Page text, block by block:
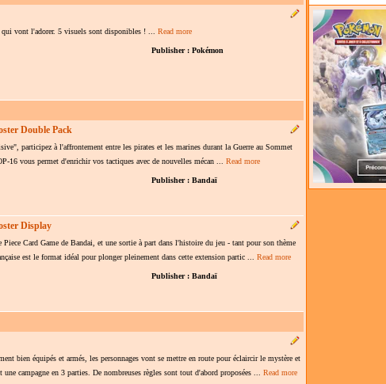
vont l'adorer. 5 visuels sont disponibles ! ... Read more
Publisher : Pokémon
Double Pack
participez à l'affrontement entre les pirates et les marines durant la Guerre au Sommet
16 vous permet d'enrichir vos tactiques avec de nouvelles mécan ... Read more
Publisher : Bandaï
Display
Card Game de Bandai, et une sortie à part dans l'histoire du jeu - tant pour son thème
est le format idéal pour plonger pleinement dans cette extension partic ... Read more
Publisher : Bandaï
bien équipés et armés, les personnages vont se mettre en route pour éclaircir le mystère et
campagne en 3 parties. De nombreuses règles sont tout d'abord proposées ... Read more